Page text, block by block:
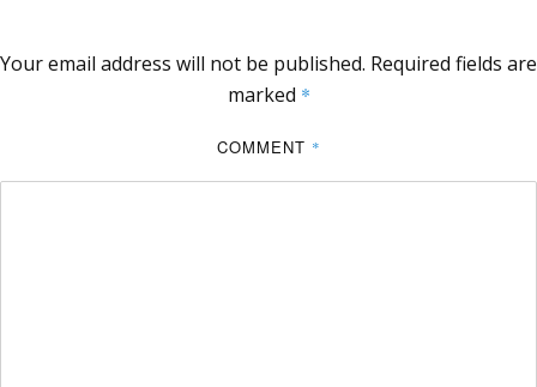
Your email address will not be published. Required fields are
marked *
COMMENT *